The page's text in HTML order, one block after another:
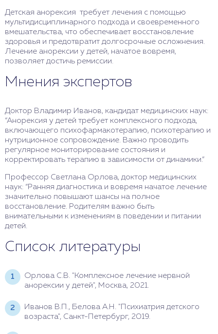
Детская анорексия требует лечения с помощью
мультидисциплинарного подхода и своевременного
вмешательства, что обеспечивает восстановление
здоровья и предотвратит долгосрочные осложнения.
Лечение анорексии у детей, начатое вовремя,
позволяет достичь ремиссии.
Мнения экспертов
Доктор Владимир Иванов, кандидат медицинских наук:
“Анорексия у детей требует комплексного подхода,
включающего психофармакотерапию, психотерапию и
нутриционное сопровождение. Важно проводить
регулярное мониторирование состояния и
корректировать терапию в зависимости от динамики.”
Профессор Светлана Орлова, доктор медицинских
наук: “Ранняя диагностика и вовремя начатое лечение
значительно повышают шансы на полное
восстановление. Родителям важно быть
внимательными к изменениям в поведении и питании
детей.
Список литературы
Орлова С.В. "Комплексное лечение нервной
анорексии у детей", Москва, 2021.
Иванов В.П., Белова А.Н. "Психиатрия детского
возраста", Санкт-Петербург, 2019.